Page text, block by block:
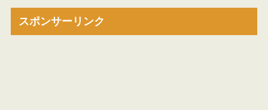
スポンサーリンク